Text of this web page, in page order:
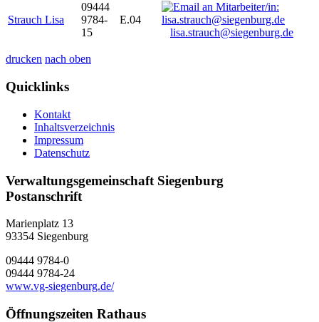
Strauch Lisa
09444
9784-
15
E.04
lisa.strauch@siegenburg.de
drucken nach oben
Quicklinks
Kontakt
Inhaltsverzeichnis
Impressum
Datenschutz
Verwaltungsgemeinschaft Siegenburg
Postanschrift
Marienplatz 13
93354 Siegenburg
09444 9784-0
09444 9784-24
www.vg-siegenburg.de/
Öffnungszeiten Rathaus